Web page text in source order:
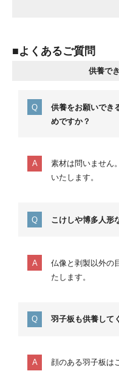
■よくあるご質問
供養で
供養をお願いで
めですか？
素材は問いません
いたします。
こけしや博多人形
仏像と剥製以外の
たします。
羽子板も供養して
顔のある羽子板は